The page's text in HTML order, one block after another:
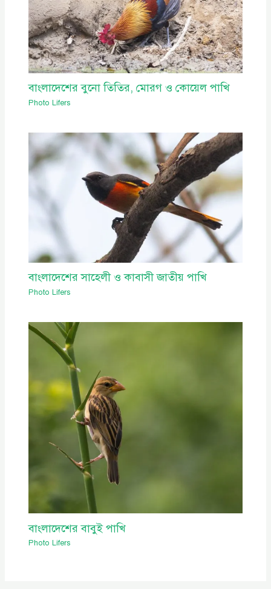
বাংলাদেশের বুনো তিতির, মোরগ ও কোয়েল পাখি
Photo Lifers
বাংলাদেশের সাহেলী ও কাবাসী জাতীয় পাখি
Photo Lifers
বাংলাদেশের বাবুই পাখি
Photo Lifers